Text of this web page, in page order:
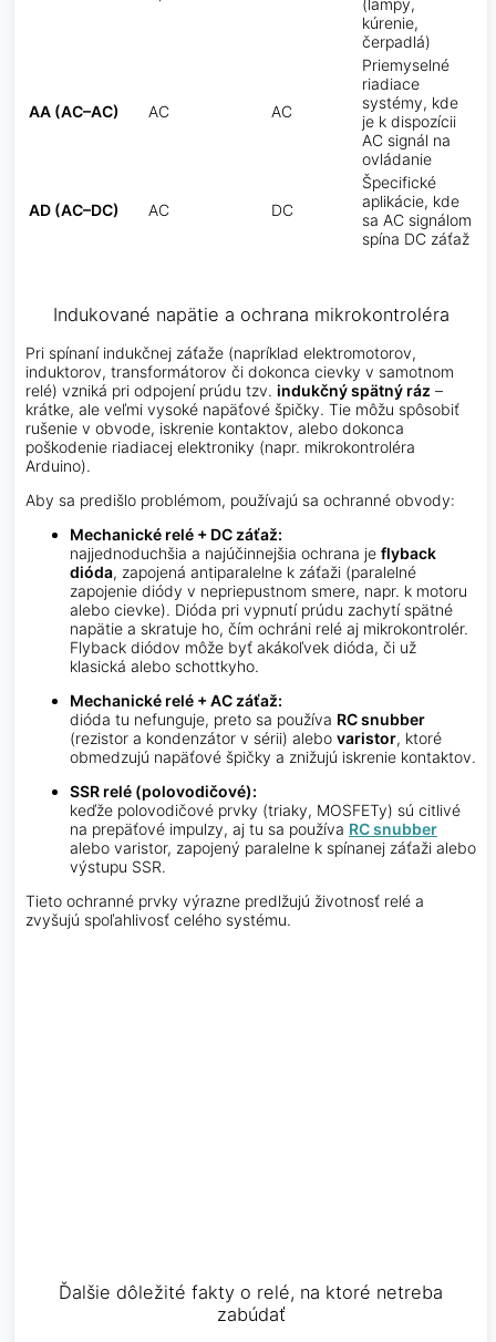
kúrenie,
čerpadlá)
AA (AC–AC) AC AC
Priemyselné
riadiace
systémy, kde
je k dispozícii
AC signál na
ovládanie
AD (AC–DC) AC DC
Špecifické
aplikácie, kde
sa AC signálom
spína DC záťaž
Indukované napätie a ochrana mikrokontroléra
Pri spínaní indukčnej záťaže (napríklad elektromotorov,
induktorov, transformátorov či dokonca cievky v samotnom
relé) vzniká pri odpojení prúdu tzv. indukčný spätný ráz –
krátke, ale veľmi vysoké napäťové špičky. Tie môžu spôsobiť
rušenie v obvode, iskrenie kontaktov, alebo dokonca
poškodenie riadiacej elektroniky (napr. mikrokontroléra
Arduino).
Aby sa predišlo problémom, používajú sa ochranné obvody:
Mechanické relé + DC záťaž:
najjednoduchšia a najúčinnejšia ochrana je flyback
dióda, zapojená antiparalelne k záťaži (paralelné
zapojenie diódy v nepriepustnom smere, napr. k motoru
alebo cievke). Dióda pri vypnutí prúdu zachytí spätné
napätie a skratuje ho, čím ochráni relé aj mikrokontrolér.
Flyback diódov môže byť akákoľvek dióda, či už
klasická alebo schottkyho.
Mechanické relé + AC záťaž:
dióda tu nefunguje, preto sa používa RC snubber
(rezistor a kondenzátor v sérii) alebo varistor, ktoré
obmedzujú napäťové špičky a znižujú iskrenie kontaktov.
SSR relé (polovodičové):
keďže polovodičové prvky (triaky, MOSFETy) sú citlivé
na prepäťové impulzy, aj tu sa používa RC snubber
alebo varistor, zapojený paralelne k spínanej záťaži alebo
výstupu SSR.
Tieto ochranné prvky výrazne predlžujú životnosť relé a
zvyšujú spoľahlivosť celého systému.
Ďalšie dôležité fakty o relé, na ktoré netreba
zabúdať